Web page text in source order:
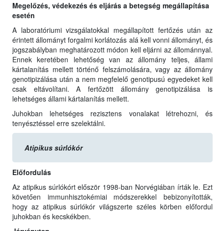
Megelőzés, védekezés és eljárás a betegség megállapítása
esetén
A laboratóriumi vizsgálatokkal megállapított fertőzés után az
érintett állományt forgalmi korlátozás alá kell vonni állományt, és
jogszabályban meghatározott módon kell eljárni az állománnyal.
Ennek keretében lehetőség van az állomány teljes, állami
kártalanítás mellett történő felszámolására, vagy az állomány
genotipizálása után a nem megfelelő genotipusú egyedeket kell
csak eltávolítani. A fertőzött állomány genotipizálása is
lehetséges állami kártalanítás mellett.
Juhokban lehetséges rezisztens vonalakat létrehozni, és
tenyésztéssel erre szelektálni.
Atipikus súrlókór
Előfordulás
Az atipikus súrlókórt először 1998-ban Norvégiában írták le. Ezt
követően immunhisztokémiai módszerekkel bebizonyították,
hogy az atipikus súrlókór világszerte széles körben előfordul
juhokban és kecskékben.